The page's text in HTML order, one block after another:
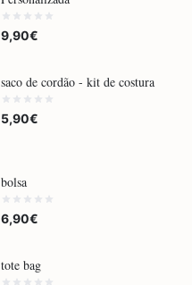
9,90€
saco de cordão - kit de costura
5,90€
bolsa
6,90€
tote bag